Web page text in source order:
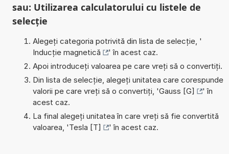
sau: Utilizarea calculatorului cu listele de
selecție
Alegeți categoria potrivită din lista de selecție, '
Inducție magnetică
' în acest caz.
Apoi introduceți valoarea pe care vreți să o convertiți.
Din lista de selecție, alegeți unitatea care corespunde
valorii pe care vreți să o convertiți, 'Gauss [G]
' în
acest caz.
La final alegeți unitatea în care vreți să fie convertită
valoarea, 'Tesla [T] ' în acest caz.